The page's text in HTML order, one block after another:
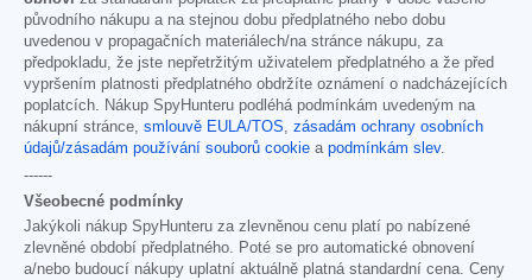
původního nákupu a na stejnou dobu předplatného nebo dobu
uvedenou v propagačních materiálech/na stránce nákupu, za
předpokladu, že jste nepřetržitým uživatelem předplatného a že před
vypršením platnosti předplatného obdržíte oznámení o nadcházejících
poplatcích. Nákup SpyHunteru podléhá podmínkám uvedeným na
nákupní stránce, smlouvě EULA/TOS, zásadám ochrany osobních
údajů/zásadám používání souborů cookie a podmínkám slev.
------
Všeobecné podmínky
Jakýkoli nákup SpyHunteru za zlevněnou cenu platí po nabízené
zlevněné období předplatného. Poté se pro automatické obnovení
a/nebo budoucí nákupy uplatní aktuálně platná standardní cena. Ceny